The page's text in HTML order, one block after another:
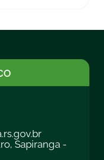
Sapiranga -